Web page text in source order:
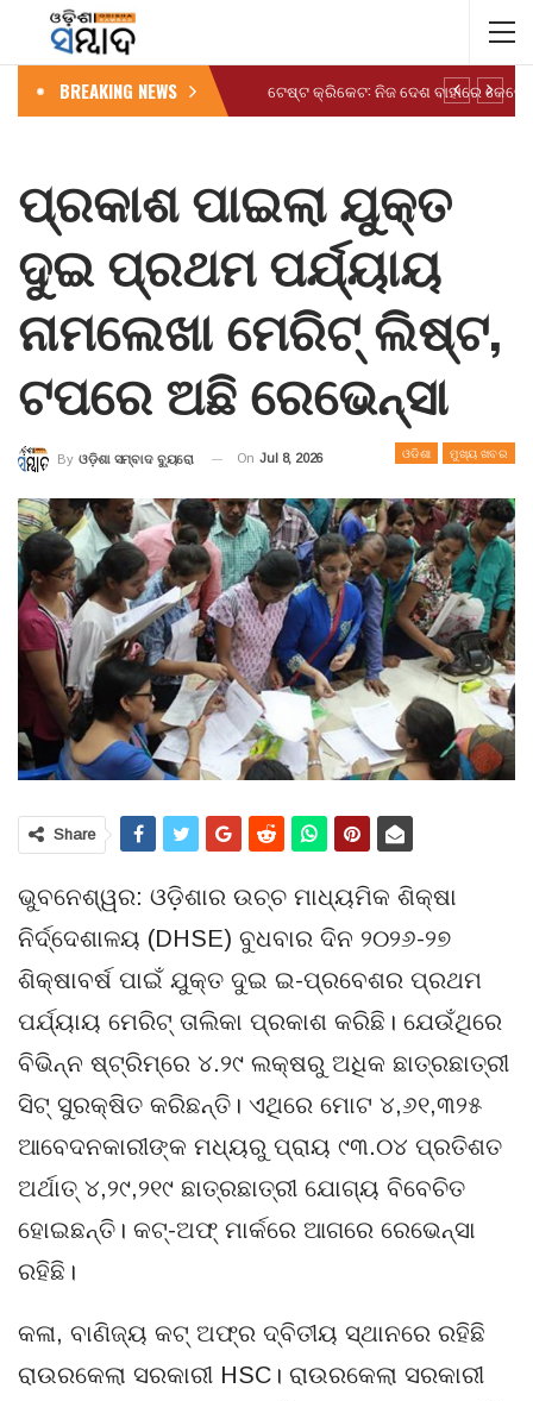
BREAKING NEWS
ପ୍ରକାଶ ପାଇଲା ଯୁକ୍ତ
ଦୁଇ ପ୍ରଥମ ପର୍ଯ୍ୟାୟ
ନାମଲେଖା ମେରିଟ୍ ଲିଷ୍ଟ,
ଟପରେ ଅଛି ରେଭେନ୍ସା
ଓଡିଶା ମୁଖ୍ୟ ଖବର
By ଓଡ଼ିଶା ସମ୍ବାଦ ବ୍ୟୁରୋ On Jul 8, 2026
Share
ଭୁବନେଶ୍ୱର: ଓଡ଼ିଶାର ଉଚ୍ଚ ମାଧ୍ୟମିକ ଶିକ୍ଷା
ନିର୍ଦ୍ଦେଶାଳୟ (DHSE) ବୁଧବାର ଦିନ ୨୦୨୬-୨୭
ଶିକ୍ଷାବର୍ଷ ପାଇଁ ଯୁକ୍ତ ଦୁଇ ଇ-ପ୍ରବେଶର ପ୍ରଥମ
ପର୍ଯ୍ୟାୟ ମେରିଟ୍ ତାଲିକା ପ୍ରକାଶ କରିଛି। ଯେଉଁଥିରେ
ବିଭିନ୍ନ ଷ୍ଟ୍ରିମ୍‌ରେ ୪.୨୯ ଲକ୍ଷରୁ ଅଧିକ ଛାତ୍ରଛାତ୍ରୀ
ସିଟ୍ ସୁରକ୍ଷିତ କରିଛନ୍ତି। ଏଥିରେ ମୋଟ ୪,୬୧,୩୨୫
ଆବେଦନକାରୀଙ୍କ ମଧ୍ୟରୁ ପ୍ରାୟ ୯୩.୦୪ ପ୍ରତିଶତ
ଅର୍ଥାତ୍ ୪,୨୯,୨୧୯ ଛାତ୍ରଛାତ୍ରୀ ଯୋଗ୍ୟ ବିବେଚିତ
ହୋଇଛନ୍ତି। କଟ୍-ଅଫ୍ ମାର୍କରେ ଆଗରେ ରେଭେନ୍ସା
ରହିଛି।
କଳା, ବାଣିଜ୍ୟ କଟ୍‌ ଅଫ୍‌ର ଦ୍ବିତୀୟ ସ୍ଥାନରେ ରହିଛି
ରାଉରକେଲା ସରକାରୀ HSC। ରାଉରକେଲା ସରକାରୀ